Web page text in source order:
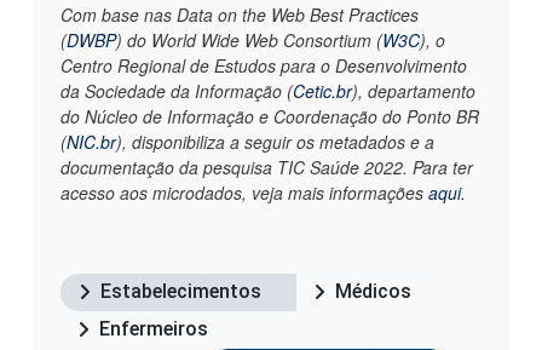
Com base nas Data on the Web Best Practices
(DWBP) do World Wide Web Consortium (W3C), o
Centro Regional de Estudos para o Desenvolvimento
da Sociedade da Informação (Cetic.br), departamento
do Núcleo de Informação e Coordenação do Ponto BR
(NIC.br), disponibiliza a seguir os metadados e a
documentação da pesquisa TIC Saúde 2022. Para ter
acesso aos microdados, veja mais informações aqui.
Estabelecimentos
Médicos
Enfermeiros